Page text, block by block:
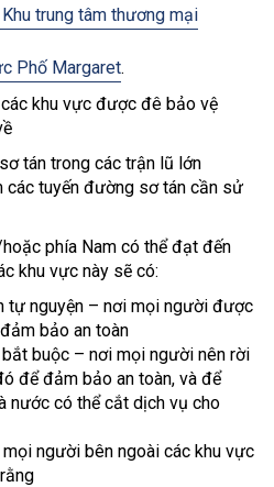
trung tâm thương mại
Phố Margaret.
khu vực được đê bảo vệ
tán trong các trận lũ lớn
các tuyến đường sơ tán cần sử
phía Nam có thể đạt đến
khu vực này sẽ có:
tự nguyện – nơi mọi người được
bảo an toàn
buộc – nơi mọi người nên rời
để đảm bảo an toàn, và để
nước có thể cắt dịch vụ cho
người bên ngoài các khu vực